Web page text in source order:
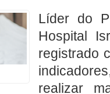
​Líder do
Hospital
registrado
realizar